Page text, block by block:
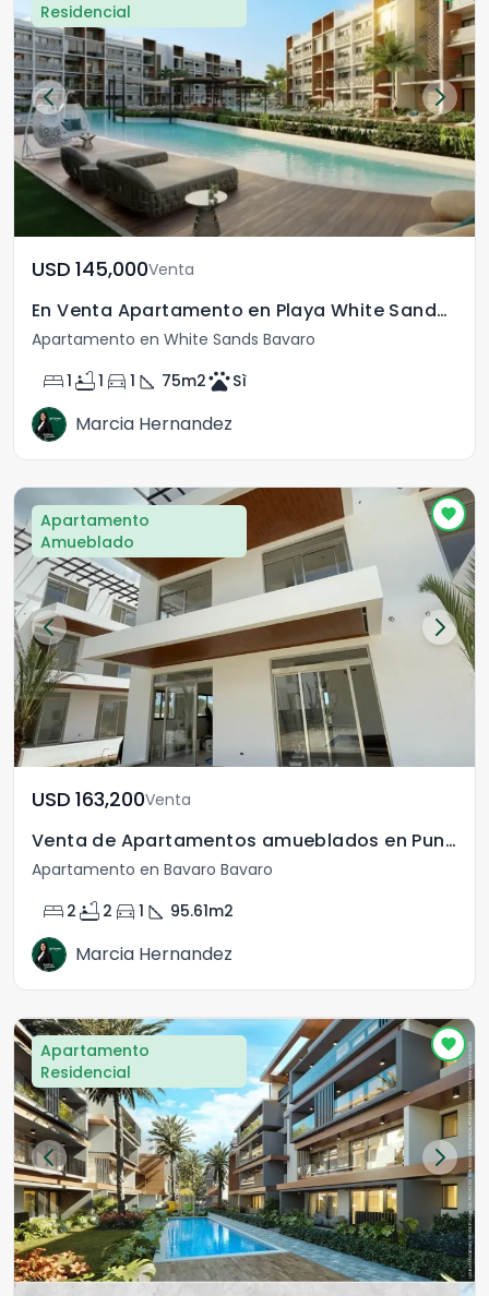
Residencial
USD	145,000Venta
En Venta Apartamento en Playa White Sands Punta Cana
Apartamento en White Sands Bavaro
bed1 bathtub1 directions_car 1 square_foot 75m2petsSì
Marcia Hernandez
Apartamento
Amueblado
USD	163,200Venta
Venta de Apartamentos amueblados en Punta Cana, R:D
Apartamento en Bavaro Bavaro
bed 2 bathtub 2 directions_car 1 square_foot 95.61m2
Marcia Hernandez
Apartamento
Residencial